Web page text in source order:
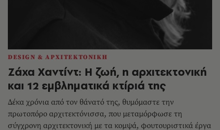
DESIGN & ΑΡΧΙΤΕΚΤΟΝΙΚΗ
Ζάχα Χαντίντ: Η ζωή, η αρχιτεκτονική
και 12 εμβληματικά κτίριά της
Δέκα χρόνια από τον θάνατό της, θυμόμαστε την
πρωτοπόρο αρχιτεκτόνισσα, που μεταμόρφωσε τη
σύγχρονη αρχιτεκτονική με τα κομψά, φουτουριστικά έργα